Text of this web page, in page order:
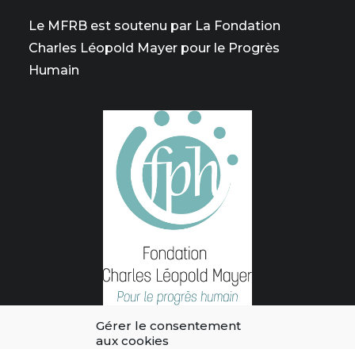
Gérer le consentement
aux cookies
Le MFRB est soutenu par La Fondation
Charles Léopold Mayer pour le Progrès
Humain